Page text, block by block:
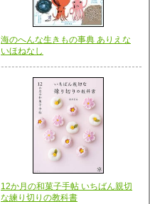
海のへんな生きもの事典 ありえな
いほねなし
12か月の和菓子手帖 いちばん親切
な練り切りの教科書